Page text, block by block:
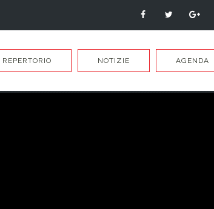
REPERTORIO NOTIZIE AGENDA